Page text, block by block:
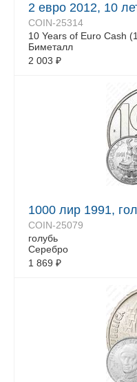
2 евро 2012, 10
COIN-25314
10 Years of Euro Cash
Биметалл
2 003 ₽
1000 лир 1991,
COIN-25079
голубь
Серебро
1 869 ₽